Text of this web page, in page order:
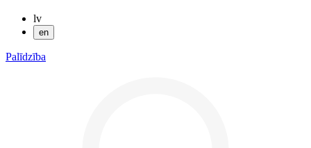
lv
en
Palīdzība